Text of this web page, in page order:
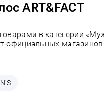
ART&FACT
в категории
официальных магазинов.